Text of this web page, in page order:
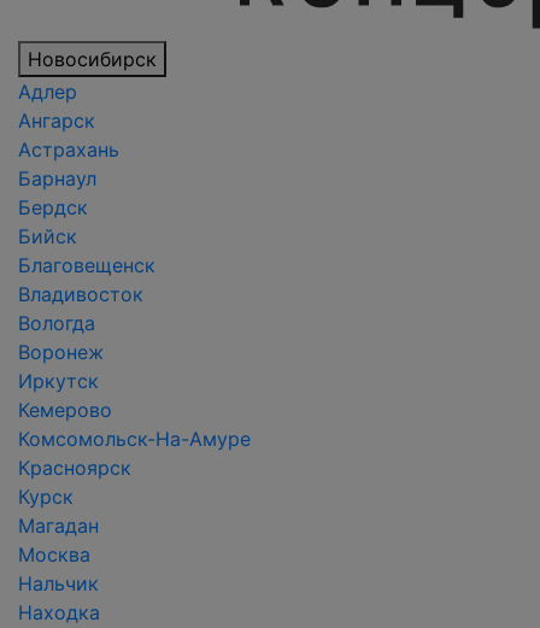
Новосибирск
Адлер
Ангарск
Астрахань
Барнаул
Бердск
Бийск
Благовещенск
Владивосток
Вологда
Воронеж
Иркутск
Кемерово
Комсомольск-На-Амуре
Красноярск
Курск
Магадан
Москва
Нальчик
Находка